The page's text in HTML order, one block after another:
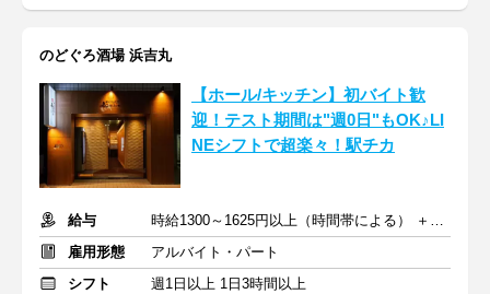
のどぐろ酒場 浜吉丸
【ホール/キッチン】初バイト歓
迎！テスト期間は"週0日"もOK♪LI
NEシフトで超楽々！駅チカ
給与
時給1300～1625円以上（時間帯による） ＋交通費全額支給
雇用形態
アルバイト・パート
シフト
週1日以上 1日3時間以上